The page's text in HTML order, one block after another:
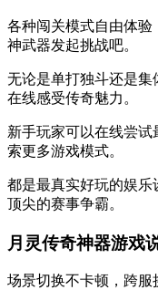
各种闯关模式自由体
神武器发起挑战吧。
无论是单打独斗还是集
在线感受传奇魅力。
新手玩家可以在线尝
索更多游戏模式。
都是最真实好玩的娱
顶尖的赛事争霸。
月灵传奇神器游戏
场景切换不卡顿，跨服